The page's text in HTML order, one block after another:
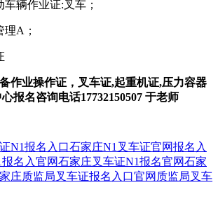
辆作业证:叉车；
A；
作业操作证，叉车证,起重机证,压力容器
报名咨询电话17732150507 于老师
N1报名入口石家庄N1叉车证官网报名入
名入官网石家庄叉车证N1报名官网石家
庄质监局叉车证报名入口官网 质监局叉车